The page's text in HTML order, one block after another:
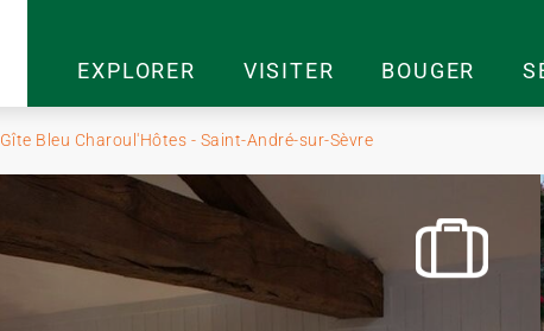
EXPLORER VISITER BOUGER
Gîte Bleu Charoul'Hôtes - Saint-André-sur-Sèvre